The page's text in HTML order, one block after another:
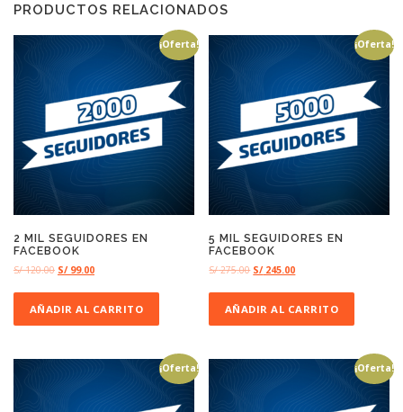
PRODUCTOS RELACIONADOS
¡Oferta!
2 MIL SEGUIDORES EN
FACEBOOK
S/120.00 S/99.00
AÑADIR AL CARRITO
¡Oferta!
5 MIL SEGUIDORES EN
FACEBOOK
S/275.00 S/245.00
AÑADIR AL CARRITO
¡Oferta! ¡Oferta!